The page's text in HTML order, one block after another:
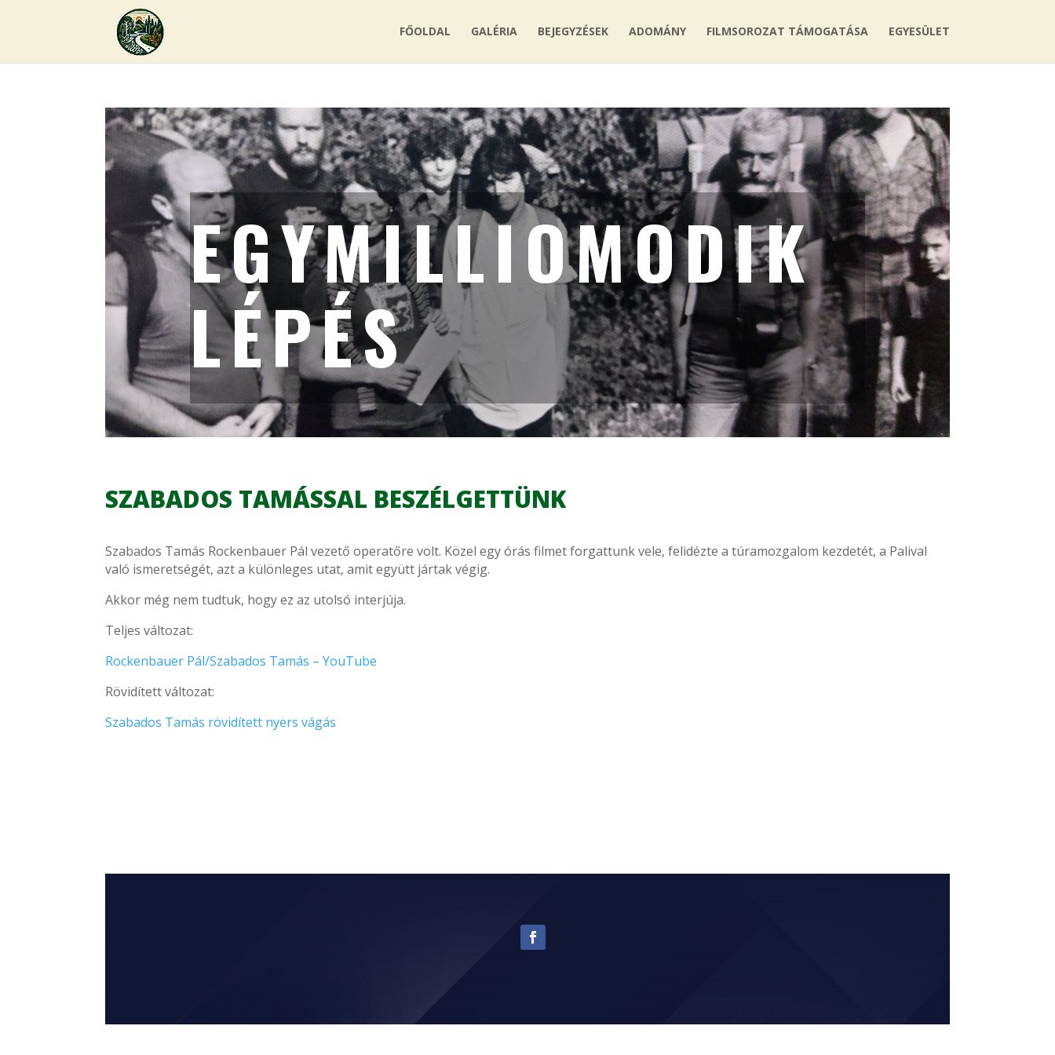
FŐOLDAL GALÉRIA BEJEGYZÉSEK ADOMÁNY FILMSOROZAT TÁMOGATÁSA EGYESÜLET
EGYMILLIOMODIK
LÉPÉS
SZABADOS TAMÁSSAL BESZÉLGETTÜNK
Szabados Tamás Rockenbauer Pál vezető operatőre volt. Közel egy órás filmet forgattunk vele, felidézte a túramozgalom kezdetét, a Palival
való ismeretségét, azt a különleges utat, amit együtt jártak végig.
Akkor még nem tudtuk, hogy ez az utolsó interjúja.
Teljes változat:
Rockenbauer Pál/Szabados Tamás – YouTube
Rövidített változat:
Szabados Tamás rövidített nyers vágás